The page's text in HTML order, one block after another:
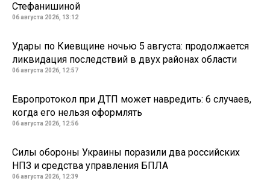
Стефанишиной
06 августа 2026, 13:12
Удары по Киевщине ночью 5 августа: продолжается
ликвидация последствий в двух районах области
06 августа 2026, 12:57
Европротокол при ДТП может навредить: 6 случаев,
когда его нельзя оформлять
06 августа 2026, 12:56
Силы обороны Украины поразили два российских
НПЗ и средства управления БПЛА
06 августа 2026, 12:39